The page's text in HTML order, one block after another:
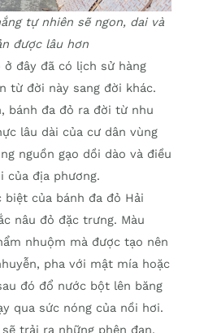
tự nhiên sẽ ngon, dai và
được lâu hơn
ở đây đã có lịch sử hàng
từ đời này sang đời khác.
bánh đa đỏ ra đời từ nhu
lâu dài của cư dân vùng
nguồn gạo dồi dào và điều
của địa phương.
của bánh đa đỏ Hải
nâu đỏ đặc trưng. Màu
nhuộm mà được tạo nên
pha với mật mía hoặc
đó đổ nước bột lên băng
qua sức nóng của nồi hơi.
trải ra những phên đan,